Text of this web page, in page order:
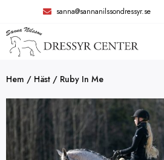
sanna@sannanilssondressyr.se
Hem / Häst / Ruby In Me